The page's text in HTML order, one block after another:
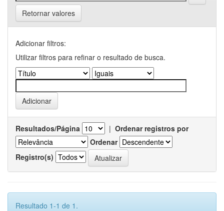
Retornar valores
Adicionar filtros:
Utilizar filtros para refinar o resultado de busca.
Resultados/Página | Ordenar registros por
Ordenar
Registro(s)
Resultado 1-1 de 1.